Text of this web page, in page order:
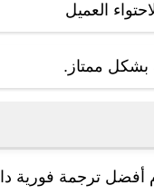
العميل
بشكل ممتاز.
مستخدم أفضل ترجمة